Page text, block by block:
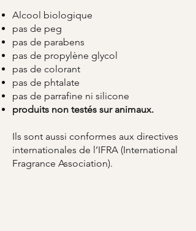
Alcool biologique
pas de peg
pas de parabens
pas de propylène glycol
pas de colorant
pas de phtalate
pas de parrafine ni silicone
produits non testés sur animaux.
Ils sont aussi conformes aux directives
internationales de l’IFRA (International
Fragrance Association).